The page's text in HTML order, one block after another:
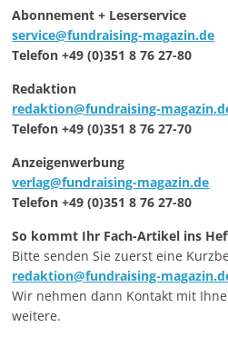
Abonnement + Leserservice
service@fundraising-magazin.de
Telefon +49 (0)351 8 76 27-80
Redaktion
redaktion@fundraising-
Telefon +49 (0)351 8 76 27-70
Anzeigenwerbung
verlag@fundraising-magazin.de
Telefon +49 (0)351 8 76 27-80
So kommt Ihr Fach-Artikel ins
Bitte senden Sie zuerst eine
redaktion@fundraising-
Wir nehmen dann Kontakt mit
weitere.